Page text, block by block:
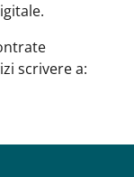
scrivere a: